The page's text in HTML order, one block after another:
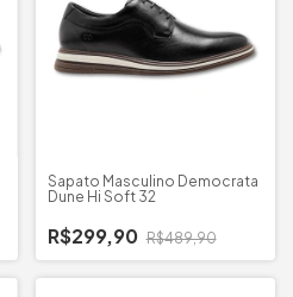
Sapato Masculino Democrata
Dune Hi Soft 32
R$299,90 R$489,90